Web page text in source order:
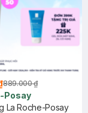
889.000 ₫
Posay
La Roche-Posay